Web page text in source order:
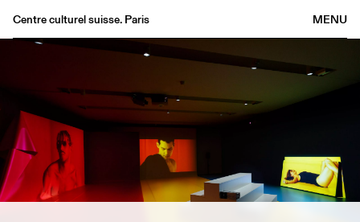
MENU
Centre culturel suisse. Paris
Buvette
Archives
Médiathèque
Éditions
Informations